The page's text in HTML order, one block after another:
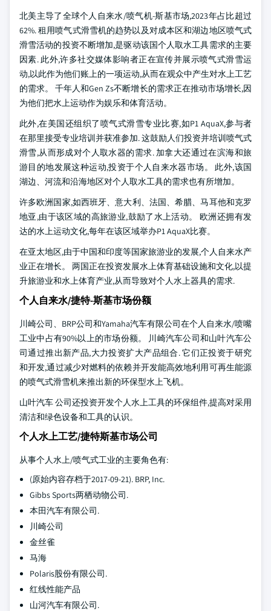
北美主导了全球个人自来水/喷气机-斯基市场,2023年占比超过
62%. 租用喷气式滑雪机的趋势以及对成本区和湖边地区喷气式
滑雪活动的投资不断增加,是驱动该国个人取水工具需求的主要
因素. 此外,许多社交媒体影响者正在宣传并展示喷气式滑雪运
动,以此作为他们账上的一项运动,从而在观众中产生对水上工艺
的需求。 千年人和Gen Zs不断增长的需求正在推动市场增长,因
为他们把水上运动作为娱乐和体育活动。
此外,在美国还组织了喷气式滑雪专业比赛,如P1 AquaX,参与者
在那里接受专业培训并获准参加. 这鼓励人们投资并培训喷气式
滑雪,从而形成对个人取水器的需求. 加拿大还通过在滨海和旅
游目的地发展这种运动,投资于个人自来水器市场。 此外,该国
湖边、河流和沿海地区对个人取水工具的需求也有所增加。
许多欧洲国家,如西班牙、意大利、法国、希腊、马耳他和克罗
地亚,由于该区域的高旅游业,鼓励了水上活动。 欧洲还拥有发
达的水上运动文化,每年在该区域举办P1 AquaX比赛。
在亚太地区,由于中国和印度等国家旅游业的发展,个人自来水产
业正在增长。 两国正在投资发展水上体育基础设施和文化,以提
升旅游业和水上体育产业,从而导致对个人水上器具的需求.
个人自来水/捷特-斯基市场份额
川崎公司、BRP公司和Yamaha汽车有限公司在个人自来水/喷嘴
工业中占有90%以上的市场份额。 川崎汽车公司和山叶汽车公
司通过推出新产品,大力投资扩大产品组合. 它们正投资于研究
和开发,通过减少对燃料的依赖并开发能高效地利用可再生能源
的喷气式滑雪机来推出新的环保型水上飞机。
山叶汽车 公司还投资开发个人水上工具的环保组件,提高对采用
清洁和绿色设备和工具的认识。
个人水上工艺/捷特斯基市场公司
从事个人水上/喷气式工业的主要角色有:
(原始内容存档于2017-09-21). BRP, Inc.
Gibbs Sports两栖动物公司.
本田汽车有限公司.
川崎公司
金丝雀
马海
Polaris股份有限公司.
红线性能产品
山河汽车有限公司.